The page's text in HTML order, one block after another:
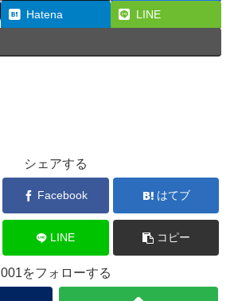
Hatena LINE
シェアする
Facebook はてブ
LINE コピー
001をフォローする